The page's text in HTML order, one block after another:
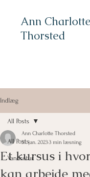
Ann Charlotte
Thorsted
Indlæg
All Posts
Vandretur
All Posts
Et kursus i
kan arbejde
Ann Charlotte Thorsted
31. jan. 20233 min læsning